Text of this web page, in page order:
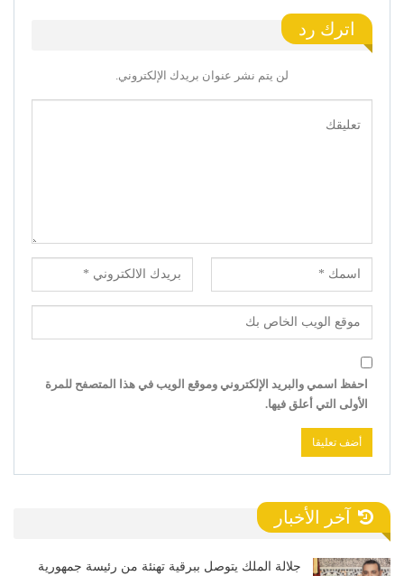
اترك رد
لن يتم نشر عنوان بريدك الإلكتروني.
احفظ اسمي والبريد الإلكتروني وموقع الويب في هذا المتصفح للمرة
الأولى التي أعلق فيها.
آخر الأخبار
جلالة الملك يتوصل ببرقية تهنئة من رئيسة جمهورية